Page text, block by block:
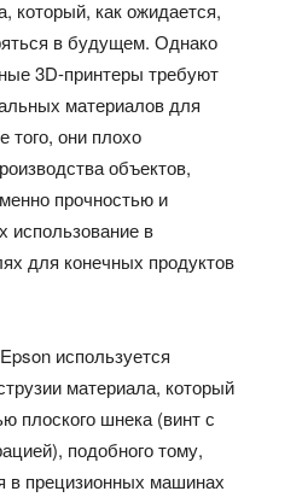
который, как ожидается,
в будущем. Однако
3D-принтеры требуют
материалов для
того, они плохо
объектов,
прочностью и
использование в
для конечных продуктов
используется
материала, который
плоского шнека (винт с
подобного тому,
в прецизионных машинах